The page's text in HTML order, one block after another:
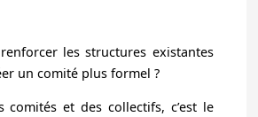
les structures existantes
un comité plus formel ?
comités et des collectifs, c’est le